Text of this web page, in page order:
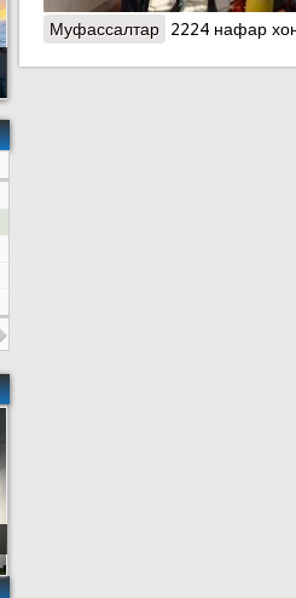
Муфассалтар о Рӯзи дарҳои
2224 нафар